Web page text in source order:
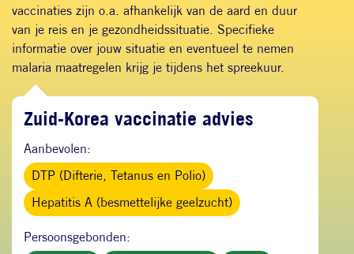
vaccinaties zijn o.a. afhankelijk van de aard en duur
van je reis en je gezondheidssituatie. Specifieke
informatie over jouw situatie en eventueel te nemen
malaria maatregelen krijg je tijdens het spreekuur.
Zuid-Korea vaccinatie advies
Aanbevolen:
DTP (Difterie, Tetanus en Polio)
Hepatitis A (besmettelijke geelzucht)
Persoonsgebonden: